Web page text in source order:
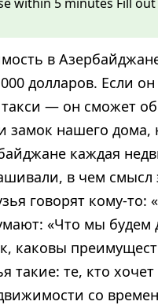
в
долларов. Если
— он сможет
нашего дома,
каждая
в чем смысл
говорят кому-то:
«Что мы будем
каковы
такие: те, кто
со